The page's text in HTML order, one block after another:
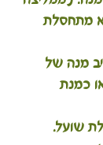
מתחסלת
מנה של
כמנת
שועל.